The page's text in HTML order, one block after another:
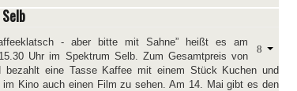
- aber bitte mit Sahne” heißt es am
Uhr im Spektrum Selb. Zum Gesamtpreis von
bezahlt eine Tasse Kaffee mit einem Stück Kuchen und
im Kino auch einen Film zu sehen. Am 14. Mai gibt es den